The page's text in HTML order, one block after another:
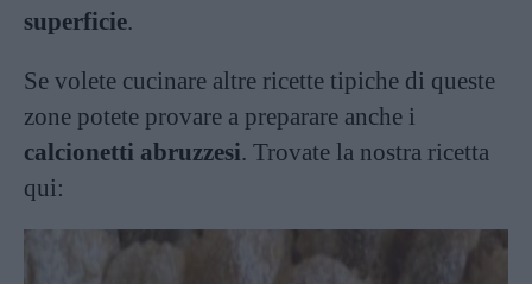
superficie.
Se volete cucinare altre ricette tipiche di queste
zone potete provare a preparare anche i
calcionetti abruzzesi. Trovate la nostra ricetta
qui: